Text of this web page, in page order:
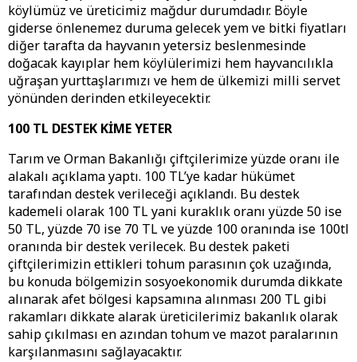
köylümüz ve üreticimiz mağdur durumdadır. Böyle
giderse önlenemez duruma gelecek yem ve bitki fiyatları
diğer tarafta da hayvanın yetersiz beslenmesinde
doğacak kayıplar hem köylülerimizi hem hayvancılıkla
uğraşan yurttaşlarımızı ve hem de ülkemizi milli servet
yönünden derinden etkileyecektir.
100 TL DESTEK KİME YETER
Tarım ve Orman Bakanlığı çiftçilerimize yüzde oranı ile
alakalı açıklama yaptı. 100 TL’ye kadar hükümet
tarafından destek verileceği açıklandı. Bu destek
kademeli olarak 100 TL yani kuraklık oranı yüzde 50 ise
50 TL, yüzde 70 ise 70 TL ve yüzde 100 oranında ise 100tl
oranında bir destek verilecek. Bu destek paketi
çiftçilerimizin ettikleri tohum parasının çok uzağında,
bu konuda bölgemizin sosyoekonomik durumda dikkate
alınarak afet bölgesi kapsamına alınması 200 TL gibi
rakamları dikkate alarak üreticilerimiz bakanlık olarak
sahip çıkılması en azından tohum ve mazot paralarının
karşılanmasını sağlayacaktır.